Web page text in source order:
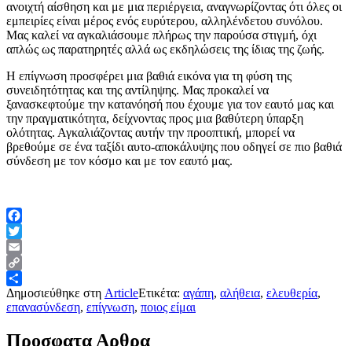
ανοιχτή αίσθηση και με μια περιέργεια, αναγνωρίζοντας ότι όλες οι
εμπειρίες είναι μέρος ενός ευρύτερου, αλληλένδετου συνόλου.
Μας καλεί να αγκαλιάσουμε πλήρως την παρούσα στιγμή, όχι
απλώς ως παρατηρητές αλλά ως εκδηλώσεις της ίδιας της ζωής.
Η επίγνωση προσφέρει μια βαθιά εικόνα για τη φύση της
συνειδητότητας και της αντίληψης. Μας προκαλεί να
ξανασκεφτούμε την κατανόησή που έχουμε για τον εαυτό μας και
την πραγματικότητα, δείχνοντας προς μια βαθύτερη ύπαρξη
ολότητας. Αγκαλιάζοντας αυτήν την προοπτική, μπορεί να
βρεθούμε σε ένα ταξίδι αυτο-αποκάλυψης που οδηγεί σε πιο βαθιά
σύνδεση με τον κόσμο και με τον εαυτό μας.
Facebook
Twitter
Email
Copy
Link
Μοιραστείτε
Δημοσιεύθηκε στη ArticleΕτικέτα: αγάπη, αλήθεια, ελευθερία,
επανασύνδεση, επίγνωση, ποιος είμαι
Προσφατα Αρθρα